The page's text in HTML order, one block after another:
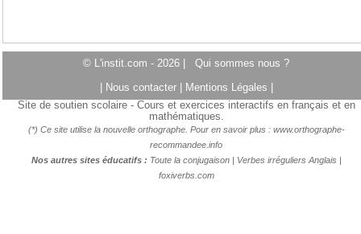
© L'instit.com - 2026 | Qui sommes nous ?
Nous contacter Mentions Légales
Site de soutien scolaire - Cours et exercices interactifs en français et en
mathématiques.
(*) Ce site utilise la nouvelle orthographe. Pour en savoir plus : www.orthographe-
recommandee.info
Nos autres sites éducatifs : Toute la conjugaison| Verbes irréguliers Anglais
foxiverbs.com